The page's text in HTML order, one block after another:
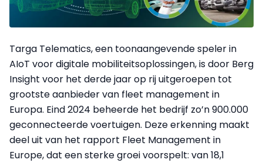
Targa Telematics, een toonaangevende speler in
AIoT voor digitale mobiliteitsoplossingen, is door Berg
Insight voor het derde jaar op rij uitgeroepen tot
grootste aanbieder van fleet management in
Europa. Eind 2024 beheerde het bedrijf zo’n 900.000
geconnecteerde voertuigen. Deze erkenning maakt
deel uit van het rapport Fleet Management in
Europe, dat een sterke groei voorspelt: van 18,1